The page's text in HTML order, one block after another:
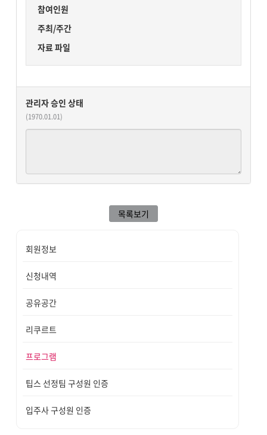
참여인원
주최/주간
자료 파일
관리자 승인 상태
(1970.01.01)
목록보기
회원정보
신청내역
공유공간
리쿠르트
프로그램
팁스 선정팀 구성원 인증
입주사 구성원 인증